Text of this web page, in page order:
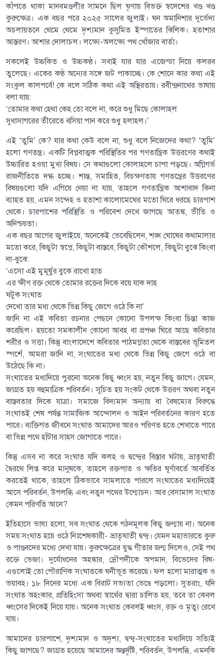
কাঁপতে থাকা মানবমণ্ডলীর সামনে ছিল ঘৃণায় বিভক্ত স্বদেশের খণ্ড খণ্ড
কুরুক্ষেত্র। এক বছর পরে ২০২৫ সালের জুলাই। ঘন অমানিশার দুর্ভেদ্য
অচলায়তনে থেমে থেমে দৃশ্যমান কুসুমিত ইস্পাতের ঝিলিক। হতাশার
আস্তরণ। আশার দোলাচল। লক্ষ্যে-অলক্ষ্যে পথ খোঁজার বার্তা।
সকলেই উচ্চকিত ও উচ্চকণ্ঠ। সবাই যার যার এজেন্ডা নিয়ে কলরব
তুলেছে। একের কণ্ঠ অন্যের সঙ্গে জট পাকাচ্ছে। কে শোনে কার কথা এই
সংকুল কালপর্বে! কে বলে সঠিক কথা এই অস্থিরতায়। রবীন্দ্রনাথের ভাষায়
বলা যায়:
‘তোমার কথা হেথা কেহ তো বলে না, করে শুধু মিছে কোলাহল
সুধাসাগরের তীরেতে বসিয়া পান করে শুধু হলাহল।’
এই ‘তুমি’ কে? যার কথা কেউ বলে না, শুধু বলে নিজেদের কথা? ‘তুমি’
হলো গণতন্ত্র। একটি বিপ্লবাত্মক পরিস্থিতির পর গণতান্ত্রিক উত্তরণের কথাই
উচ্চারিত হওয়া মুখ্য বিষয়। সে কথাগুলো কোলাহলে চাপা পড়ছে। অগ্নিগর্ভ
রাজনীতিতে দগ্ধ হচ্ছে। শান্ত, সমাহিত, বিচক্ষণতায় গণতন্ত্রের উত্তরণের
বিষয়গুলো যদি এগিয়ে নেয়া না যায়, তাহলে গণতান্ত্রিক আশাবাদ কিনা
ব্যাহত হয়, এমন সন্দেহ ও হতাশা কালোমেঘের মতো ঘিরে ধরছে চারপাশ
থেকে। চারপাশের পরিস্থিতি ও পরিবেশ দেখে জাগছে আতঙ্ক, ভীতি ও
অনিশ্চয়তা।
এক বছর আগের জুলাইয়ে, অনেকেই ভেবেছিলেন, শঙ্খ ঘোষের কথামালার
মতো করে, কিছুটা স্বপ্নে, কিছুটা বাস্তবে, কিছুটা কৌশলে, কিছুটা বুঝে কিংবা
না-বুঝে:
‘এসো এই মুমূর্ষুর বুকে রাখো হাত
এর ক্ষীণ রক্ত থেকে তোমার রক্তের দিকে বয়ে যাক দাহ
ঘটুক সংঘাত
দেখো তার মধ্য থেকে ভিন্ন কিছু জেগে ওঠে কি না’
জানি না এই কবিতা রচনার পেছনে কোনো উপলক্ষ কিংবা চিন্তা কাজ
করেছিল। হয়তো সমকালীন কোনো আবহ বা প্রপঞ্চ ঘিরে আছে কবিতার
শরীর ও সত্তা। কিন্তু বাংলাদেশে কবিতার পাঠমগ্নতা থেকে বাস্তবের ভূমিতল
স্পর্শে, আমরা জানি না, সংঘাতের মধ্য থেকে ভিন্ন কিছু জেগে ওঠে বা
উঠেছে কি না।
সংঘাতের মধ্যদিয়ে পুরনো অনেক কিছু ধ্বংস হয়, নতুন কিছু জাগে। যেমন,
জাগ্রত হয় বহুমাত্রিক পরিবর্তন। সূচিত হয় সংকট থেকে উত্তরণ অথবা নতুন
বাস্তবতার দিকে যাত্রা। সমাজে বিদ্যমান অন্যায় বা বৈষম্যের বিরুদ্ধে
সংঘাতই শেষ পর্যন্ত সামাজিক আন্দোলন ও আইন পরিবর্তনের কারণ হতে
পারে। ব্যক্তিগত জীবনে সংঘাত আমাদের আরও পরিণত হতে শেখাতে পারে
বা ভিন্ন পথে হাঁটার সাহস জোগাতে পারে।
কিন্তু এসব না করে সংঘাত যদি কলহ ও দ্বন্দ্বের বিস্তার ঘটায়, ভ্রাতৃঘাতী
দ্বৈরথে লিপ্ত করে মানুষকে, তাহলে রক্তপাত ও ক্ষতির ঘূর্ণাবর্তে আবর্তিত
করতেই থাকে, তাহলে ঠিকভাবে সামলাতে পারলে সংঘাতের মধ্যদিয়েই
আসে পরিবর্তন, উপলব্ধি এবং নতুন পথের উন্মোচন। আর বেসামাল সংঘাত
কেমন পরিণতি আনে?
ইতিহাসে ভাষ্য হলো, সব সংঘাত থেকে গঠনমূলক কিছু জন্মায় না। অনেক
সময় সংঘাত হয়ে ওঠে নিঃশেষকারী- ভ্রাতৃঘাতী দ্বন্দ্ব। যেমন মহাভারতে কুরু
ও পাণ্ডবদের মধ্যে দেখা যায়। কুরুক্ষেত্রের যুদ্ধ গীতার জন্ম দিলেও, সেই পথ
রক্তে ভেজা। দুর্যোধনের অহঙ্কার, দ্রৌপদীকে অপমান, বিভেদের বিষ-
এগুলোই তো পৌরাণিক সংঘাতকে ঘনীভূত করেছে। ফল হলো মারাত্মক ও
ভয়াবহ। ১৮ দিনের মধ্যে এক বিরাট সভ্যতা ভেঙে পড়লো। সুতরাং, যদি
সংঘাত অহংকার, প্রতিহিংসা অথবা স্বার্থের দ্বারা চালিত হয়, তবে তা কেবল
ধ্বংসের দিকেই নিয়ে যায়। অনেক সংঘাত কেবলই ধ্বংস, রক্ত ও মৃত্যু রেখে
যায়।
আমাদের চারপাশে, দৃশ্যমান ও অদৃশ্য, দ্বন্দ্ব-সংঘাতের মধ্যদিয়ে সত্যিই
কিছু জাগছে? জাগ্রত হয়েছে আমাদের অন্তর্দৃষ্টি, পরিবর্তন, উপলব্ধি, এমনকি